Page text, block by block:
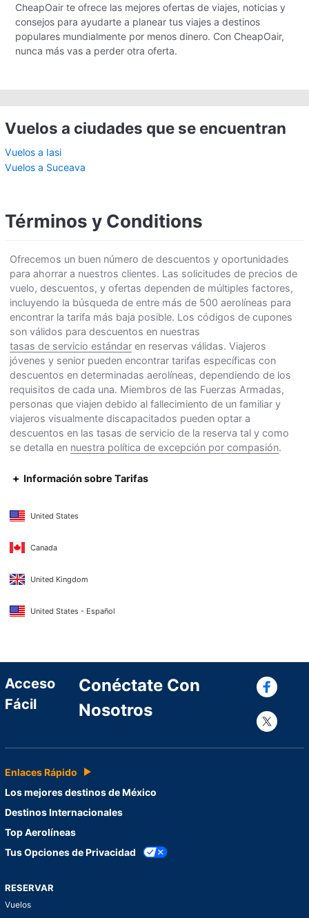
CheapOair te ofrece las mejores ofertas de viajes, noticias y
consejos para ayudarte a planear tus viajes a destinos
populares mundialmente por menos dinero. Con CheapOair,
nunca más vas a perder otra oferta.
Vuelos a ciudades que se encuentran
Vuelos a Iasi
Vuelos a Suceava
Términos y Conditions
Ofrecemos un buen número de descuentos y oportunidades
para ahorrar a nuestros clientes. Las solicitudes de precios de
vuelo, descuentos, y ofertas dependen de múltiples factores,
incluyendo la búsqueda de entre más de 500 aerolíneas para
encontrar la tarifa más baja posible. Los códigos de cupones
son válidos para descuentos en nuestras
tasas de servicio estándar en reservas válidas. Viajeros
jóvenes y senior pueden encontrar tarifas específicas con
descuentos en determinadas aerolíneas, dependiendo de los
requisitos de cada una. Miembros de las Fuerzas Armadas,
personas que viajen debido al fallecimiento de un familiar y
viajeros visualmente discapacitados pueden optar a
descuentos en las tasas de servicio de la reserva tal y como
se detalla en nuestra política de excepción por compasión.
Información sobre Tarifas
United States
Canada
United Kingdom
United States - Español
Acceso
Fácil
Conéctate Con
Nosotros
Enlaces Rápido
Los mejores destinos de México
Destinos Internacionales
Top Aerolíneas
Tus Opciones de Privacidad
RESERVAR
Vuelos